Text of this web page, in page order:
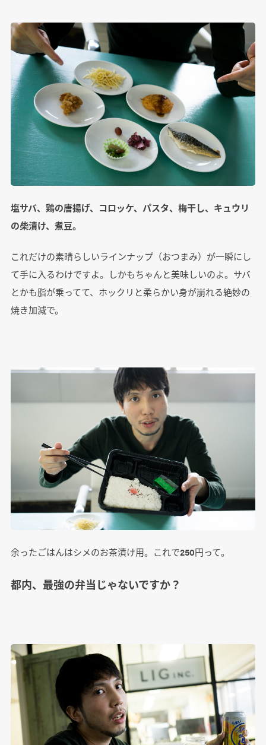
塩サバ、鶏の唐揚げ、コロッケ、パスタ、梅干し、キュウリ
の柴漬け、煮豆。
これだけの素晴らしいラインナップ（おつまみ）が一瞬にし
て手に入るわけですよ。しかもちゃんと美味しいのよ。サバ
とかも脂が乗ってて、ホックリと柔らかい身が崩れる絶妙の
焼き加減で。
余ったごはんはシメのお茶漬け用。これで250円って。
都内、最強の弁当じゃないですか？